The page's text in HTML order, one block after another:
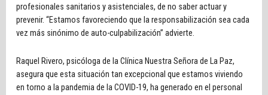
profesionales sanitarios y asistenciales, de no saber actuar y
prevenir. “Estamos favoreciendo que la responsabilización sea cada
vez más sinónimo de auto-culpabilización” advierte.
Raquel Rivero, psicóloga de la Clínica Nuestra Señora de La Paz,
asegura que esta situación tan excepcional que estamos viviendo
en torno a la pandemia de la COVID-19, ha generado en el personal